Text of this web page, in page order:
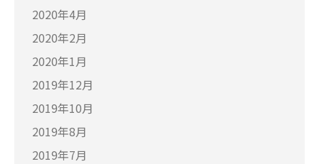
2020年4月
2020年2月
2020年1月
2019年12月
2019年10月
2019年8月
2019年7月